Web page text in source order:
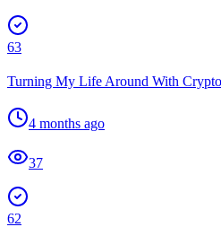
63
Turning My Life Around With
4 months ago
37
62